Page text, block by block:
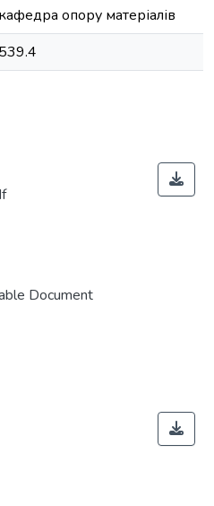
кафедра опору матеріалів
539.4
Document